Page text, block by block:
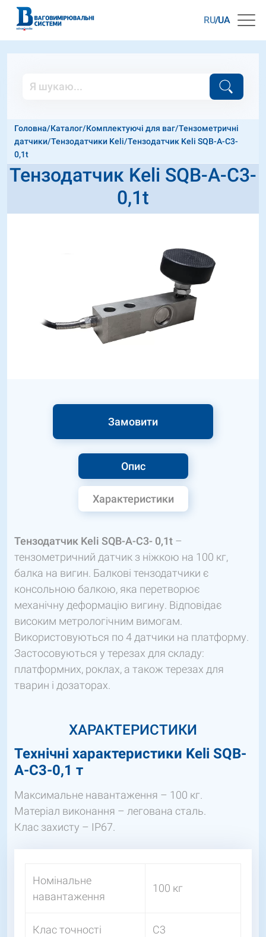
RU UA
Головна/Каталог/Комплектуючі для ваг/Тензометричні
датчики/Тензодатчики Keli/Тензодатчик Keli SQB-A-C3-
0,1t
Тензодатчик Keli SQB-A-C3-
0,1t
Опис
Характеристики
Замовити
Тензодатчик Keli SQB-A-C3- 0,1t –
тензометричний датчик з ніжкою на 100 кг,
балка на вигин. Балкові тензодатчики є
консольною балкою, яка перетворює
механічну деформацію вигину. Відповідає
високим метрологічним вимогам.
Використовуються по 4 датчики на платформу.
Застосовуються у терезах для складу:
платформних, роклах, а також терезах для
тварин і дозаторах.
ХАРАКТЕРИСТИКИ
Технічні характеристики Keli SQB-
A-C3-0,1 т
Максимальне навантаження – 100 кг.
Матеріал виконання – легована сталь.
Клас захисту – IP67.
Номінальне
навантаження
100 кг
Клас точності С3